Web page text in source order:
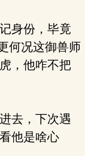
身份，毕竟
何况这御兽师
，他咋不把
去，下次遇
他是啥心